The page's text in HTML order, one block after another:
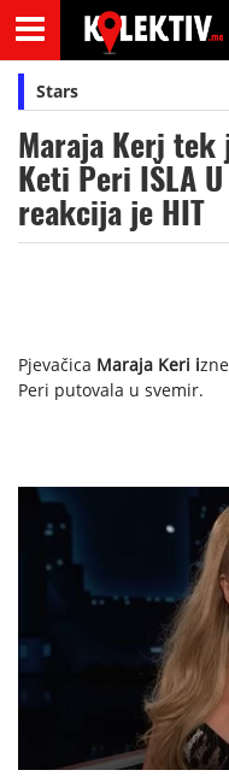
Stars
Maraja Keri tek
Keti Peri IŠLA
reakcija je HIT
Pjevačica Maraja Keri i
Peri putovala u svemir.